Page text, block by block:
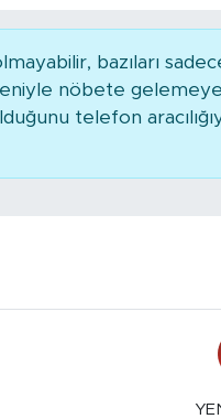
bazıları
nöbete
telefon